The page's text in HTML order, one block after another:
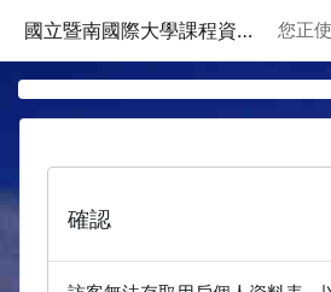
國立暨南國際大學課程資訊網 您正
確認